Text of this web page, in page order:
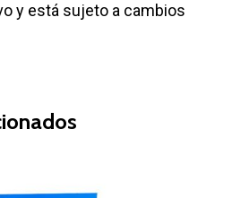
y está sujeto a cambios